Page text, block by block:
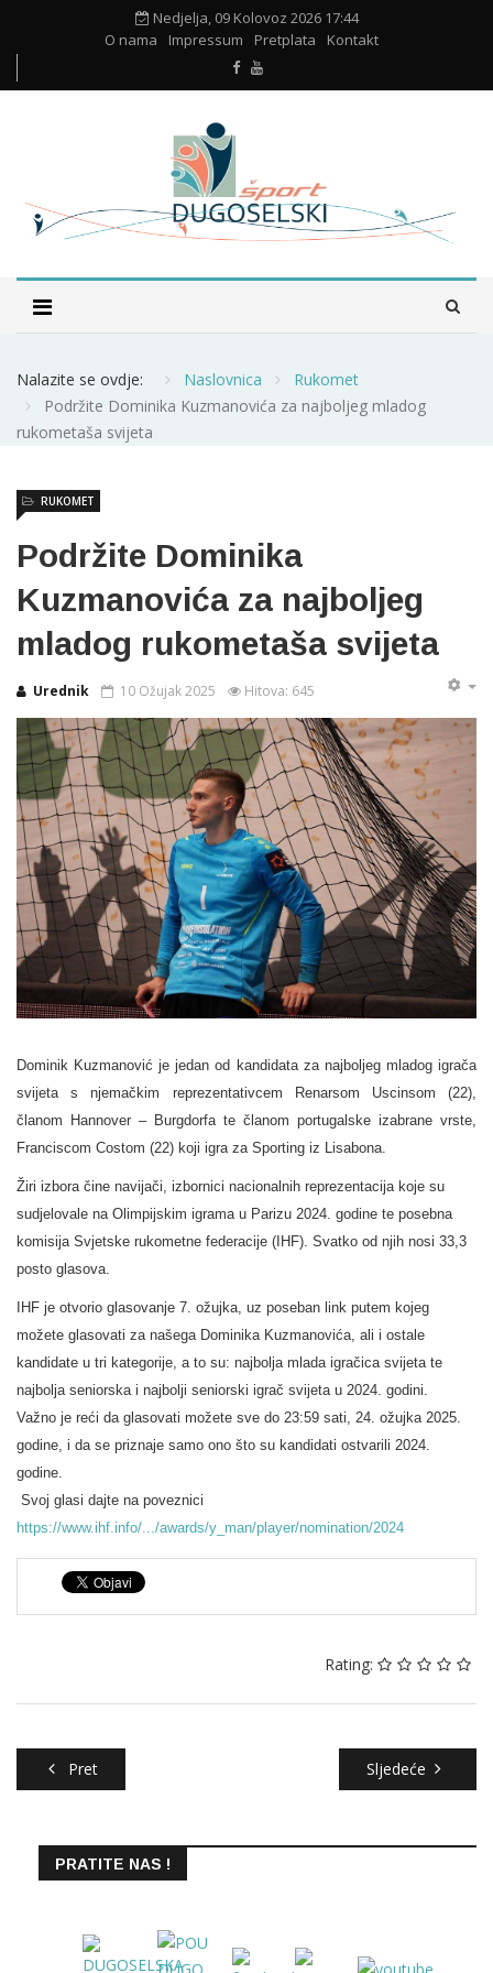
Nedjelja, 09 Kolovoz 2026 17:44
O nama
Impressum Pretplata Kontakt
Nalazite se ovdje: Naslovnica
Rukomet
Podržite Dominika Kuzmanovića za najboljeg mladog
rukometaša svijeta
Podržite Dominika
Kuzmanovića za najboljeg
mladog rukometaša svijeta
Urednik
RUKOMET
10 Ožujak 2025 Hitova: 645
Dominik Kuzmanović je jedan od kandidata za najboljeg mladog igrača
svijeta s njemačkim reprezentativcem Renarsom Uscinsom (22),
članom Hannover – Burgdorfa te članom portugalske izabrane vrste,
Franciscom Costom (22) koji igra za Sporting iz Lisabona.
Žiri izbora čine navijači, izbornici nacionalnih reprezentacija koje su
sudjelovale na Olimpijskim igrama u Parizu 2024. godine te posebna
komisija Svjetske rukometne federacije (IHF). Svatko od njih nosi 33,3
posto glasova.
IHF je otvorio glasovanje 7. ožujka, uz poseban link putem kojeg
možete glasovati za našega Dominika Kuzmanovića, ali i ostale
kandidate u tri kategorije, a to su: najbolja mlada igračica svijeta te
najbolja seniorska i najbolji seniorski igrač svijeta u 2024. godini.
Važno je reći da glasovati možete sve do 23:59 sati, 24. ožujka 2025.
godine, i da se priznaje samo ono što su kandidati ostvarili 2024.
godine.
Svoj glasi dajte na poveznici
https://www.ihf.info/.../awards/y_man/player/nomination/2024
Rating:
Pret Sljedeće
PRATITE NAS !